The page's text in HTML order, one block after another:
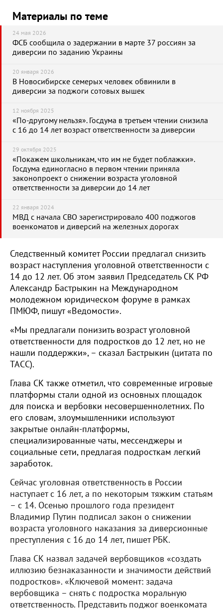
Материалы по теме
24 мая 2026
ФСБ сообщила о задержании в марте 37 россиян за
диверсии по заданию Украины
20 января 2026
В Новосибирске семерых человек обвинили в
диверсии за поджоги сотовых вышек
12 ноября 2025
«По-другому нельзя». Госдума в третьем чтении снизила
с 16 до 14 лет возраст ответственности за диверсии
29 октября 2025
«Покажем школьникам, что им не будет поблажки».
Госдума единогласно в первом чтении приняла
законопроект о снижении возраста уголовной
ответственности за диверсии до 14 лет
22 января 2024
МВД с начала СВО зарегистрировало 400 поджогов
военкоматов и диверсий на железных дорогах
Следственный комитет России предлагал снизить
возраст наступления уголовной ответственности с
14 до 12 лет. Об этом заявил Председатель СК РФ
Александр Бастрыкин на Международном
молодежном юридическом форуме в рамках
ПМЮФ, пишут «Ведомости».
«Мы предлагали понизить возраст уголовной
ответственности для подростков до 12 лет, но не
нашли поддержки», – сказал Бастрыкин (цитата по
ТАСС).
Глава СК также отметил, что современные игровые
платформы стали одной из основных площадок
для поиска и вербовки несовершеннолетних. По
его словам, злоумышленники используют
закрытые онлайн-платформы,
специализированные чаты, мессенджеры и
социальные сети, предлагая подросткам легкий
заработок.
Сейчас уголовная ответственность в России
наступает с 16 лет, а по некоторым тяжким статьям
– с 14. Осенью прошлого года президент
Владимир Путин подписал закон о снижении
возраста уголовного наказания за диверсионные
преступления с 16 до 14 лет, пишет РБК.
Глава СК назвал задачей вербовщиков «создать
иллюзию безнаказанности и значимости действий
подростков». «Ключевой момент: задача
вербовщика – снять с подростка моральную
ответственность. Представить поджог военкомата